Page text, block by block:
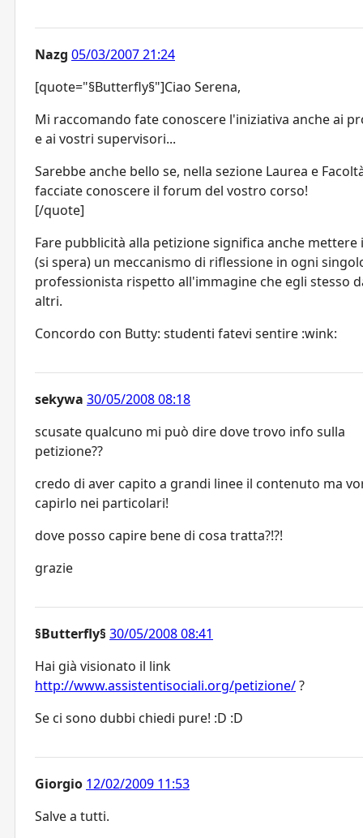
Nazg 05/03/2007 21:24
[quote="§Butterfly§"]Ciao Serena,
Mi raccomando fate conoscere l'iniziativa anche ai
e ai vostri supervisori...
Sarebbe anche bello se, nella sezione Laurea e
facciate conoscere il forum del vostro corso!
[/quote]
Fare pubblicità alla petizione significa anche mettere
(si spera) un meccanismo di riflessione in ogni
professionista rispetto all'immagine che egli stesso
altri.
Concordo con Butty: studenti fatevi sentire :wink:
sekywa 30/05/2008 08:18
scusate qualcuno mi può dire dove trovo info sulla
petizione??
credo di aver capito a grandi linee il contenuto ma
capirlo nei particolari!
dove posso capire bene di cosa tratta?!?!
grazie
§Butterfly§ 30/05/2008 08:41
Hai già visionato il link
http://www.assistentisociali.org/petizione/?
Se ci sono dubbi chiedi pure! :D :D
Giorgio 12/02/2009 11:53
Salve a tutti.